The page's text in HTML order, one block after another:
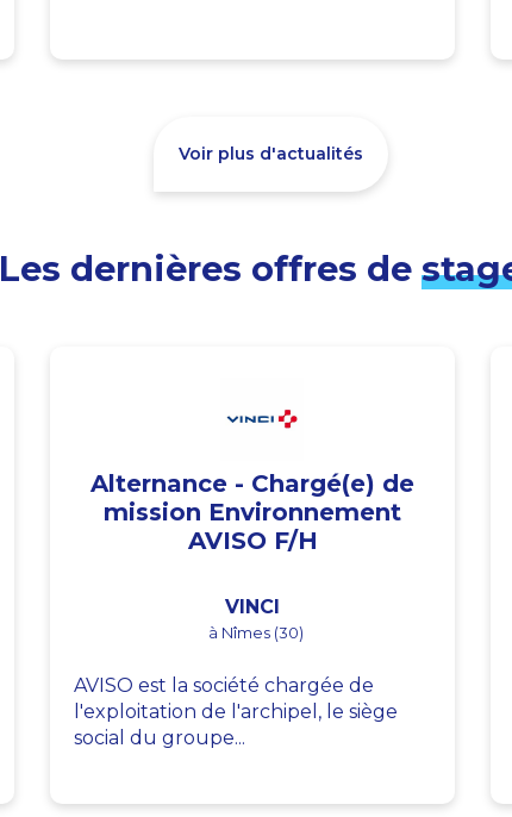
Voir plus d'actualités
Les dernières offres de
Alternance - Chargé(e) de
mission Environnement
AVISO F/H
VINCI
à Nîmes (30)
AVISO est la société chargée de
l'exploitation de l'archipel, le siège
social du groupe...